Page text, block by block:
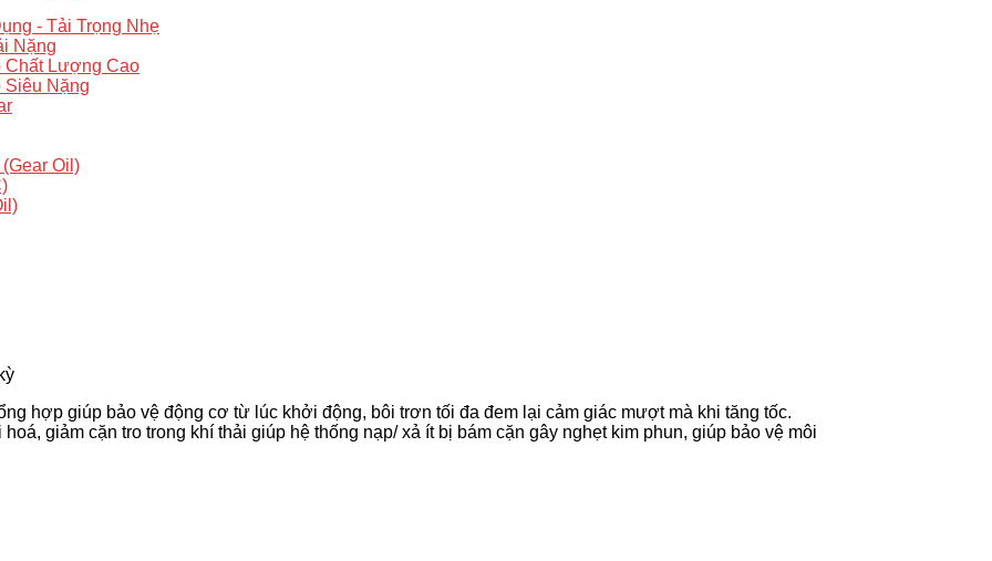
- Tải Trọng Nhẹ
Nặng
Chất Lượng Cao
Nặng
Oil)
hợp giúp bảo vệ động cơ từ lúc khởi động, bôi trơn tối đa đem lại cảm giác mượt mà khi tăng tốc.
giảm cặn tro trong khí thải giúp hệ thống nạp/ xả ít bị bám cặn gây nghẹt kim phun, giúp bảo vệ môi